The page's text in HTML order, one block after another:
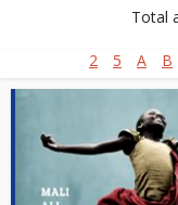
Total
2 5 A B